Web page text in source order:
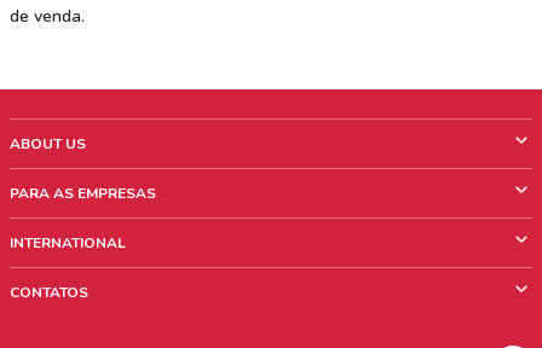
de venda.
ABOUT US
Quem Somos
Trabalhe conosco
PARA AS EMPRESAS
Informações comerciais
INTERNATIONAL
CONTATOS